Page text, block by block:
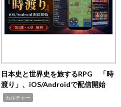
日本史と世界史を旅するRPG 「時
渡り」、iOS/Androidで配信開始
カルチャー